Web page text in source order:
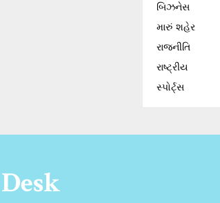
બિઝનેસ
મારું શહેર
રાજનીતિ
રાષ્ટ્રીય
સ્પોર્ટ્સ